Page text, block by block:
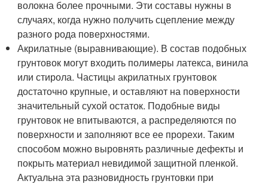
волокна более прочными. Эти составы нужны в
случаях, когда нужно получить сцепление между
разного рода поверхностями.
Акрилатные (выравнивающие). В состав подобных
грунтовок могут входить полимеры латекса, винила
или стирола. Частицы акрилатных грунтовок
достаточно крупные, и оставляют на поверхности
значительный сухой остаток. Подобные виды
грунтовок не впитываются, а распределяются по
поверхности и заполняют все ее прорехи. Таким
способом можно выровнять различные дефекты и
покрыть материал невидимой защитной пленкой.
Актуальна эта разновидность грунтовки при